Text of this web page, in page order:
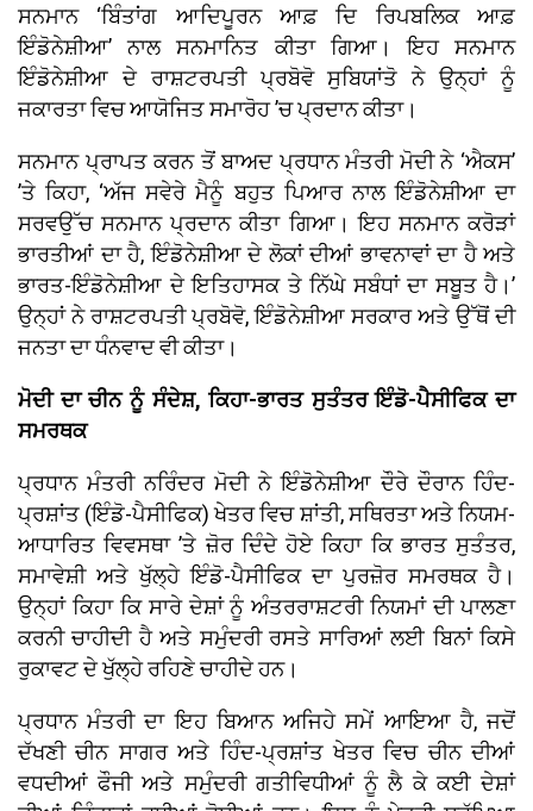
ਸਨਮਾਨ ‘ਬਿੰਤਾਂਗ ਆਦਿਪੂਰਨ ਆਫ਼ ਦਿ ਰਿਪਬਲਿਕ ਆਫ਼
ਇੰਡੋਨੇਸ਼ੀਆ’ ਨਾਲ ਸਨਮਾਨਿਤ ਕੀਤਾ ਗਿਆ। ਇਹ ਸਨਮਾਨ
ਇੰਡੋਨੇਸ਼ੀਆ ਦੇ ਰਾਸ਼ਟਰਪਤੀ ਪ੍ਰਬੋਵੋ ਸੁਬਿਯਾਂਤੋ ਨੇ ਉਨ੍ਹਾਂ ਨੂੰ
ਜਕਾਰਤਾ ਵਿਚ ਆਯੋਜਿਤ ਸਮਾਰੋਹ ’ਚ ਪ੍ਰਦਾਨ ਕੀਤਾ।
ਸਨਮਾਨ ਪ੍ਰਾਪਤ ਕਰਨ ਤੋਂ ਬਾਅਦ ਪ੍ਰਧਾਨ ਮੰਤਰੀ ਮੋਦੀ ਨੇ ‘ਐਕਸ’
’ਤੇ ਕਿਹਾ, ‘ਅੱਜ ਸਵੇਰੇ ਮੈਨੂੰ ਬਹੁਤ ਪਿਆਰ ਨਾਲ ਇੰਡੋਨੇਸ਼ੀਆ ਦਾ
ਸਰਵਉੱਚ ਸਨਮਾਨ ਪ੍ਰਦਾਨ ਕੀਤਾ ਗਿਆ। ਇਹ ਸਨਮਾਨ ਕਰੋੜਾਂ
ਭਾਰਤੀਆਂ ਦਾ ਹੈ, ਇੰਡੋਨੇਸ਼ੀਆ ਦੇ ਲੋਕਾਂ ਦੀਆਂ ਭਾਵਨਾਵਾਂ ਦਾ ਹੈ ਅਤੇ
ਭਾਰਤ-ਇੰਡੋਨੇਸ਼ੀਆ ਦੇ ਇਤਿਹਾਸਕ ਤੇ ਨਿੱਘੇ ਸਬੰਧਾਂ ਦਾ ਸਬੂਤ ਹੈ।’
ਉਨ੍ਹਾਂ ਨੇ ਰਾਸ਼ਟਰਪਤੀ ਪ੍ਰਬੋਵੋ, ਇੰਡੋਨੇਸ਼ੀਆ ਸਰਕਾਰ ਅਤੇ ਉੱਥੋਂ ਦੀ
ਜਨਤਾ ਦਾ ਧੰਨਵਾਦ ਵੀ ਕੀਤਾ।
ਮੋਦੀ ਦਾ ਚੀਨ ਨੂੰ ਸੰਦੇਸ਼, ਕਿਹਾ-ਭਾਰਤ ਸੁਤੰਤਰ ਇੰਡੋ-ਪੈਸੀਫਿਕ ਦਾ
ਸਮਰਥਕ
ਪ੍ਰਧਾਨ ਮੰਤਰੀ ਨਰਿੰਦਰ ਮੋਦੀ ਨੇ ਇੰਡੋਨੇਸ਼ੀਆ ਦੌਰੇ ਦੌਰਾਨ ਹਿੰਦ-
ਪ੍ਰਸ਼ਾਂਤ (ਇੰਡੋ-ਪੈਸੀਫਿਕ) ਖੇਤਰ ਵਿਚ ਸ਼ਾਂਤੀ, ਸਥਿਰਤਾ ਅਤੇ ਨਿਯਮ-
ਆਧਾਰਿਤ ਵਿਵਸਥਾ ’ਤੇ ਜ਼ੋਰ ਦਿੰਦੇ ਹੋਏ ਕਿਹਾ ਕਿ ਭਾਰਤ ਸੁਤੰਤਰ,
ਸਮਾਵੇਸ਼ੀ ਅਤੇ ਖੁੱਲ੍ਹੇ ਇੰਡੋ-ਪੈਸੀਫਿਕ ਦਾ ਪੁਰਜ਼ੋਰ ਸਮਰਥਕ ਹੈ।
ਉਨ੍ਹਾਂ ਕਿਹਾ ਕਿ ਸਾਰੇ ਦੇਸ਼ਾਂ ਨੂੰ ਅੰਤਰਰਾਸ਼ਟਰੀ ਨਿਯਮਾਂ ਦੀ ਪਾਲਣਾ
ਕਰਨੀ ਚਾਹੀਦੀ ਹੈ ਅਤੇ ਸਮੁੰਦਰੀ ਰਸਤੇ ਸਾਰਿਆਂ ਲਈ ਬਿਨਾਂ ਕਿਸੇ
ਰੁਕਾਵਟ ਦੇ ਖੁੱਲ੍ਹੇ ਰਹਿਣੇ ਚਾਹੀਦੇ ਹਨ।
ਪ੍ਰਧਾਨ ਮੰਤਰੀ ਦਾ ਇਹ ਬਿਆਨ ਅਜਿਹੇ ਸਮੇਂ ਆਇਆ ਹੈ, ਜਦੋਂ
ਦੱਖਣੀ ਚੀਨ ਸਾਗਰ ਅਤੇ ਹਿੰਦ-ਪ੍ਰਸ਼ਾਂਤ ਖੇਤਰ ਵਿਚ ਚੀਨ ਦੀਆਂ
ਵਧਦੀਆਂ ਫੌਜੀ ਅਤੇ ਸਮੁੰਦਰੀ ਗਤੀਵਿਧੀਆਂ ਨੂੰ ਲੈ ਕੇ ਕਈ ਦੇਸ਼ਾਂ